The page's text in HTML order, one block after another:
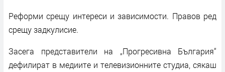
Реформи срещу интереси и зависимости. Правов ред
срещу задкулисие.
Засега представители на „Прогресивна България“
дефилират в медиите и телевизионните студиа, сякаш